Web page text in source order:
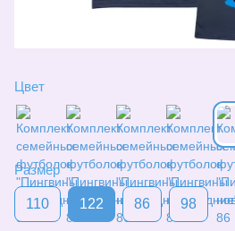
Цвет
Размер
110 122 86 98